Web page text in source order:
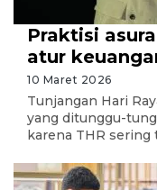
Praktisi
atur
10 Maret 2026
Tunjangan Hari
yang ditunggu-
karena THR sering